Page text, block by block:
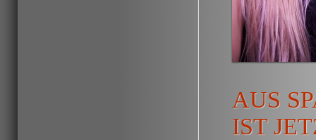
AUS
IST